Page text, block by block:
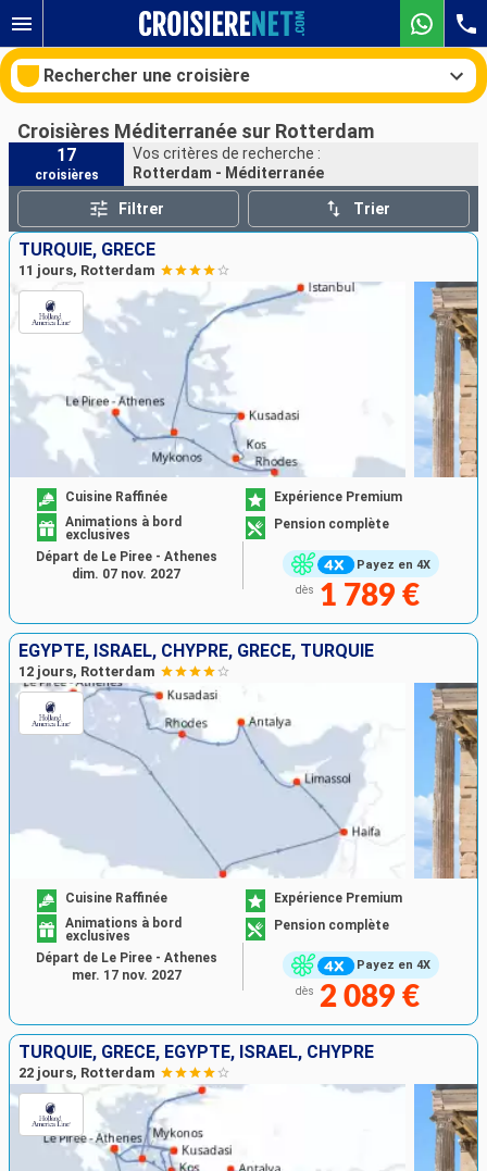
Rechercher une croisière
Nos destinations
Mois de départ
Ports Compagnies
Rechercher
Croisières Méditerranée sur Rotterdam
17
croisières
Vos critères de recherche :
Rotterdam - Méditerranée
Filtrer Trier
TURQUIE, GRÈCE
11 jours, Rotterdam
Payez en 4X
Cuisine Raffinée
Expérience Premium
Animations à bord
exclusives
Pension complète
dès 1 789 €
Départ de Le Piree - Athenes
dim. 07 nov. 2027
EGYPTE, ISRAËL, CHYPRE, GRÈCE, TURQUIE
12 jours, Rotterdam
Payez en 4X
Cuisine Raffinée
Expérience Premium
Animations à bord
exclusives
Pension complète
dès 2 089 €
Départ de Le Piree - Athenes
mer. 17 nov. 2027
TURQUIE, GRÈCE, EGYPTE, ISRAËL, CHYPRE
22 jours, Rotterdam